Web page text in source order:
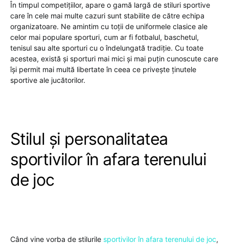
În timpul competițiilor, apare o gamă largă de stiluri sportive
care în cele mai multe cazuri sunt stabilite de către echipa
organizatoare. Ne amintim cu toții de uniformele clasice ale
celor mai populare sporturi, cum ar fi fotbalul, baschetul,
tenisul sau alte sporturi cu o îndelungată tradiție. Cu toate
acestea, există și sporturi mai mici și mai puțin cunoscute care
își permit mai multă libertate în ceea ce privește ținutele
sportive ale jucătorilor.
Stilul și personalitatea
sportivilor în afara terenului
de joc
Când vine vorba de stilurile sportivilor în afara terenului de joc,